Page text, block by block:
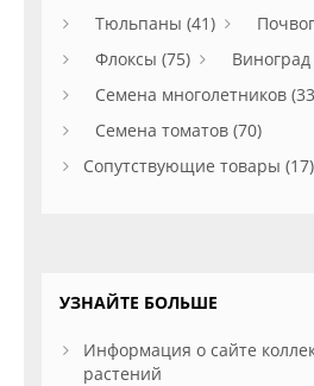
Тюльпаны (41)
Флоксы (75)
Виноград
Семена многолетников
Семена томатов (70)
Сопутствующие товары (17)
УЗНАЙТЕ БОЛЬШЕ
Информация о сайте
растений